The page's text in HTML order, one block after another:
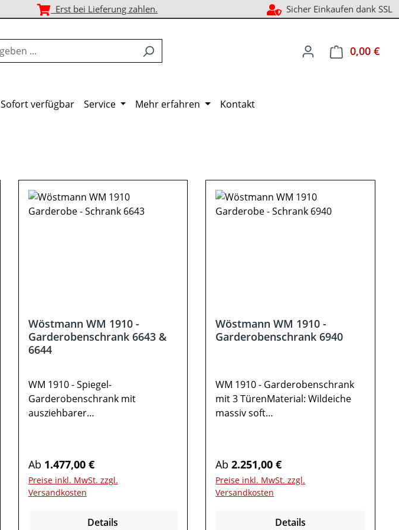
Erst bei Lieferung zahlen. Sicher Einkaufen dank SSL
0,00 €
Sofort verfügbar Service Mehr erfahren Kontakt
Wöstmann WM 1910 -
Garderobenschrank 6643 &
6644
WM 1910 - Spiegel-
Garderobenschrank mit
ausziehbarer
g strukturgepulvert Optionale
Ausführung
spiegelseitig: Wöstmann WM
in cm: B 61,9 / H 197,6 / T
Regulärer Preis:
Ab 1.477,00 €
Preise inkl. MwSt. zzgl.
Versandkosten
Details
Wöstmann WM 1910 -
Garderobenschrank 6940
WM 1910 - Garderobenschrank
mit 3 TürenMaterial: Wildeiche
massiv soft
37,11x Schrank TYPE 69405
Holzböden (schmales Fach)1
Holzboden (breites Fach)1 fester
Kleiderstange (breites Fach)3
Regulärer Preis:
Ab2.251,00 €
Preise inkl. MwSt. zzgl.
Versandkosten
Details